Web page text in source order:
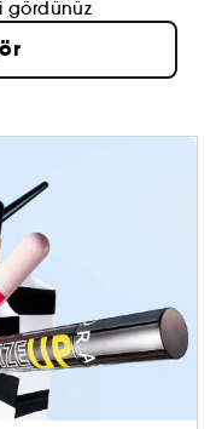
gördünüz